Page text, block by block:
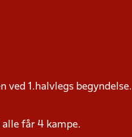
1.halvlegs begyndelse.
alle får 4 kampe.